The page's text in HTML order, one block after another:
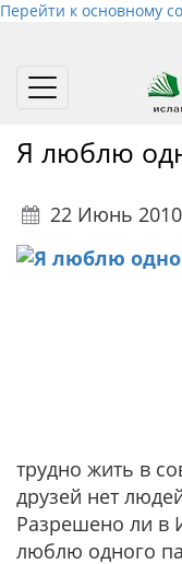
Перейти к основному
Toggle
Я люблю
22 Июнь 2010
трудно жить в
друзей нет
Разрешено ли в
люблю одного